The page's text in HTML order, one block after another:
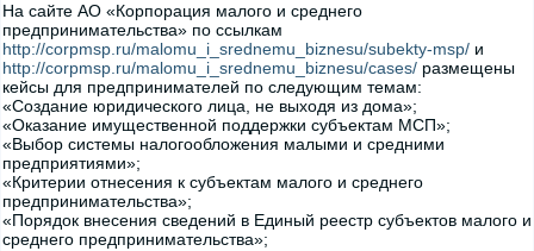
На сайте АО «Корпорация малого и среднего
предпринимательства» по ссылкам
http://corpmsp.ru/malomu_i_srednemu_biznesu/subekty-msp/ и
http://corpmsp.ru/malomu_i_srednemu_biznesu/cases/ размещены
кейсы для предпринимателей по следующим темам:
«Создание юридического лица, не выходя из дома»;
«Оказание имущественной поддержки субъектам МСП»;
«Выбор системы налогообложения малыми и средними
предприятиями»;
«Критерии отнесения к субъектам малого и среднего
предпринимательства»;
«Порядок внесения сведений в Единый реестр субъектов малого и
среднего предпринимательства»;